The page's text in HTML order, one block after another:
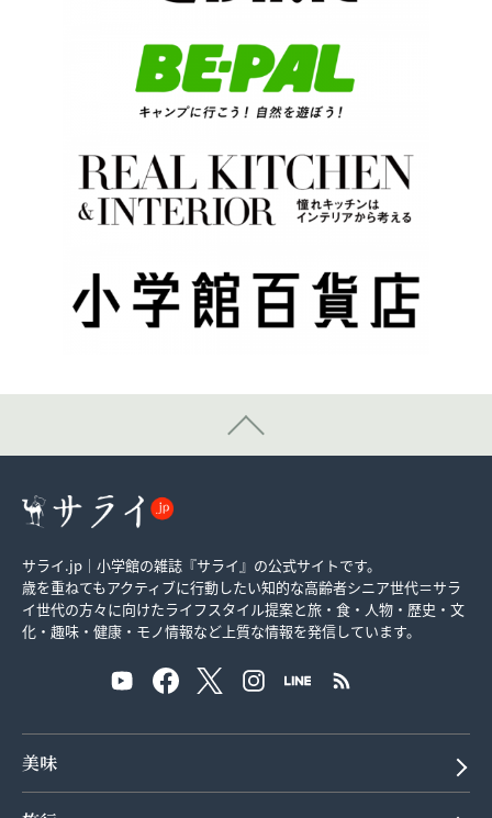
サライ.jp｜小学館の雑誌『サライ』の公式サイトです。
歳を重ねてもアクティブに行動したい知的な高齢者シニア世代＝サラ
イ世代の方々に向けたライフスタイル提案と旅・食・人物・歴史・文
化・趣味・健康・モノ情報など上質な情報を発信しています。
美味